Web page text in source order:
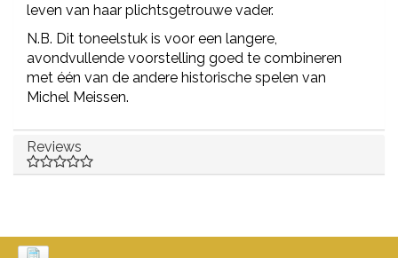
leven van haar plichtsgetrouwe vader.
N.B. Dit toneelstuk is voor een langere,
avondvullende voorstelling goed te combineren
met één van de andere historische spelen van
Michel Meissen.
Reviews